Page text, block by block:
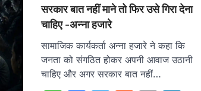
सरकार बात नहीं माने तो फिर उसे गिरा देना
चाहिए -अन्ना हजारे
सामाजिक कार्यकर्ता अन्ना हजारे ने कहा कि
जनता को संगठित होकर अपनी आवाज उठानी
चाहिए और अगर सरकार बात नहीं…